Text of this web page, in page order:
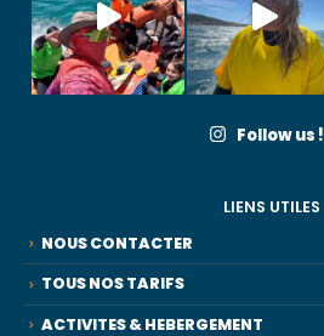
Follow us !
LIENS UTILES
NOUS CONTACTER
TOUS NOS TARIFS
ACTIVITES & HEBERGEMENT